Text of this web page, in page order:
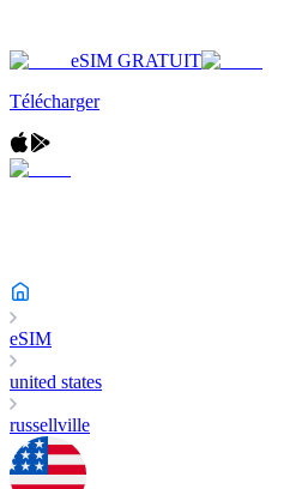
eSIM GRATUIT
Télécharger
eSIM
united states
russellville